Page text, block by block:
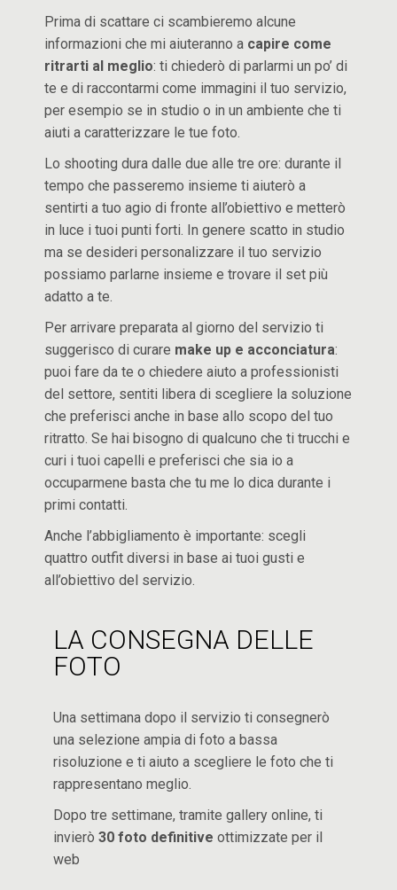
Prima di scattare ci scambieremo alcune
informazioni che mi aiuteranno a capire come
ritrarti al meglio: ti chiederò di parlarmi un po’ di
te e di raccontarmi come immagini il tuo servizio,
per esempio se in studio o in un ambiente che ti
aiuti a caratterizzare le tue foto.
Lo shooting dura dalle due alle tre ore: durante il
tempo che passeremo insieme ti aiuterò a
sentirti a tuo agio di fronte all’obiettivo e metterò
in luce i tuoi punti forti. In genere scatto in studio
ma se desideri personalizzare il tuo servizio
possiamo parlarne insieme e trovare il set più
adatto a te.
Per arrivare preparata al giorno del servizio ti
suggerisco di curare make up e acconciatura:
puoi fare da te o chiedere aiuto a professionisti
del settore, sentiti libera di scegliere la soluzione
che preferisci anche in base allo scopo del tuo
ritratto. Se hai bisogno di qualcuno che ti trucchi e
curi i tuoi capelli e preferisci che sia io a
occuparmene basta che tu me lo dica durante i
primi contatti.
Anche l’abbigliamento è importante: scegli
quattro outfit diversi in base ai tuoi gusti e
all’obiettivo del servizio.
LA CONSEGNA DELLE
FOTO
Una settimana dopo il servizio ti consegnerò
una selezione ampia di foto a bassa
risoluzione e ti aiuto a scegliere le foto che ti
rappresentano meglio.
Dopo tre settimane, tramite gallery online, ti
invierò30 foto definitiveottimizzate per il
web